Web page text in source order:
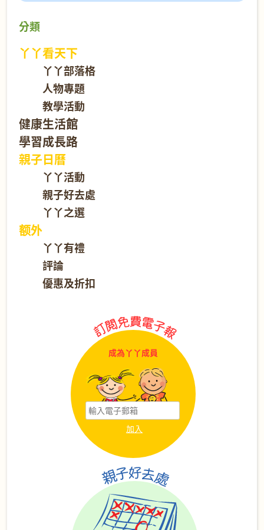
分類
丫丫看天下
丫丫部落格
人物專題
教學活動
健康生活館
學習成長路
親子日曆
丫丫活動
親子好去處
丫丫之選
额外
丫丫有禮
評論
優惠及折扣
成為丫丫成員